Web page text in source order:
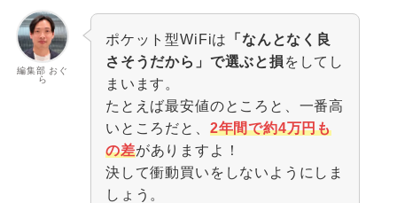
編集部 おぐ
ら
ポケット型WiFiは
「なんとなく良
さそうだから」で選ぶと損 をしてし
まいます。
たとえば最安値のところと、一番高
いところだと、 2年間で約4万円も
の差がありますよ！
決して衝動買いをしないようにしま
しょう。